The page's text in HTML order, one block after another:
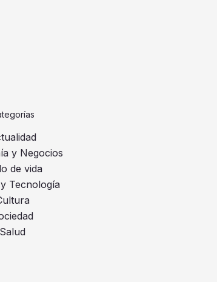
y Negocios
de vida
Tecnología
Salud